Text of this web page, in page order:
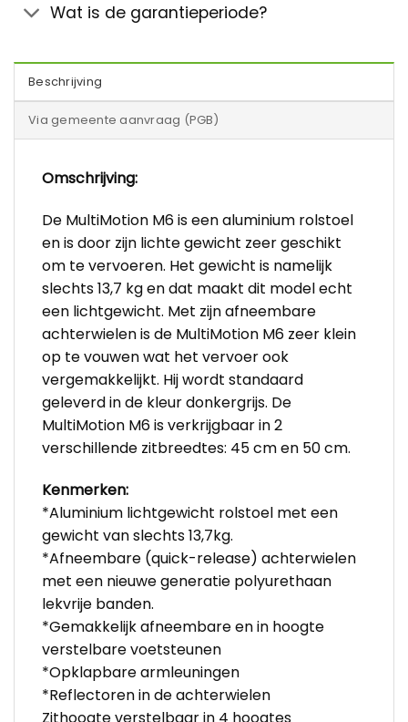
Wat is de garantieperiode?
Beschrijving
Via gemeente aanvraag (PGB)
Omschrijving:
De MultiMotion M6 is een aluminium rolstoel
en is door zijn lichte gewicht zeer geschikt
om te vervoeren. Het gewicht is namelijk
slechts 13,7 kg en dat maakt dit model echt
een lichtgewicht. Met zijn afneembare
achterwielen is de MultiMotion M6 zeer klein
op te vouwen wat het vervoer ook
vergemakkelijkt. Hij wordt standaard
geleverd in de kleur donkergrijs. De
MultiMotion M6 is verkrijgbaar in 2
verschillende zitbreedtes: 45 cm en 50 cm.
Kenmerken:
*Aluminium lichtgewicht rolstoel met een
gewicht van slechts 13,7kg.
*Afneembare (quick-release) achterwielen
met een nieuwe generatie polyurethaan
lekvrije banden.
*Gemakkelijk afneembare en in hoogte
verstelbare voetsteunen
*Opklapbare armleuningen
*Reflectoren in de achterwielen
Zithoogte verstelbaar in 4 hoogtes